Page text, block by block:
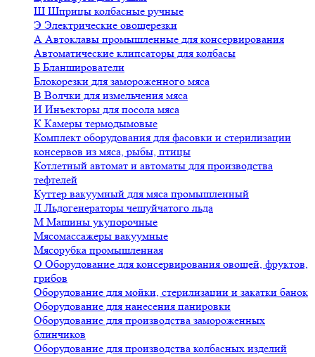
Ш Шприцы колбасные ручные
Э Электрические овощерезки
А Автоклавы промышленные для консервирования
Автоматические клипсаторы для колбасы
Б Бланширователи
Блокорезки для замороженного мяса
В Волчки для измельчения мяса
И Инъекторы для посола мяса
К Камеры термодымовые
Комплект оборудования для фасовки и стерилизации
консервов из мяса, рыбы, птицы
Котлетный автомат и автоматы для производства
тефтелей
Куттер вакуумный для мяса промышленный
Л Льдогенераторы чешуйчатого льда
М Машины укупорочные
Мясомассажеры вакуумные
Мясорубка промышленная
О Оборудование для консервирования овощей, фруктов,
грибов
Оборудование для мойки, стерилизации и закатки банок
Оборудование для нанесения панировки
Оборудование для производства замороженных
блинчиков
Оборудование для производства колбасных изделий